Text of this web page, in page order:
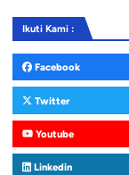
Ikuti Kami :
Facebook
Twitter
Youtube
Linkedin